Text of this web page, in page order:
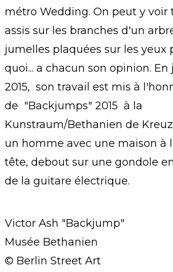
métro Wedding. On peut y
assis sur les branches d'un
jumelles plaquées sur les yeux
quoi... a chacun son opinion.
2015, son travail est mis à
de "Backjumps" 2015 à la
Kunstraum/Bethanien de
un homme avec une maison à
tête, debout sur une gondole
de la guitare électrique.
Victor Ash "Backjump"
Musée Bethanien
© Berlin Street Art